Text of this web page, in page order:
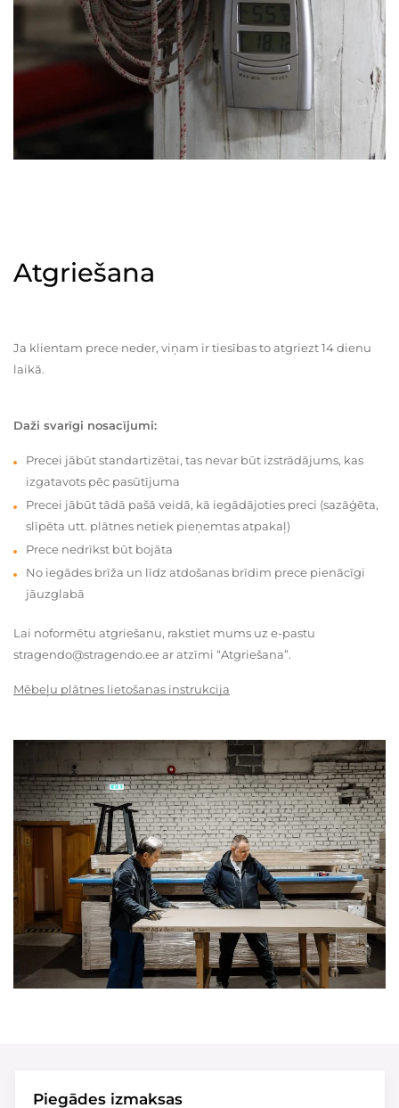
Atgriešana
Ja klientam prece neder, viņam ir tiesības to atgriezt 14 dienu
laikā.
Daži svarīgi nosacījumi:
Precei jābūt standartizētai, tas nevar būt izstrādājums, kas
izgatavots pēc pasūtījuma
Precei jābūt tādā pašā veidā, kā iegādājoties preci (sazāģēta,
slīpēta utt. plātnes netiek pieņemtas atpakaļ)
Prece nedrīkst būt bojāta
No iegādes brīža un līdz atdošanas brīdim prece pienācīgi
jāuzglabā
Lai noformētu atgriešanu, rakstiet mums uz e-pastu
stragendo@stragendo.ee ar atzīmi “Atgriešana”.
Mēbeļu plātnes lietošanas instrukcija
Piegādes izmaksas